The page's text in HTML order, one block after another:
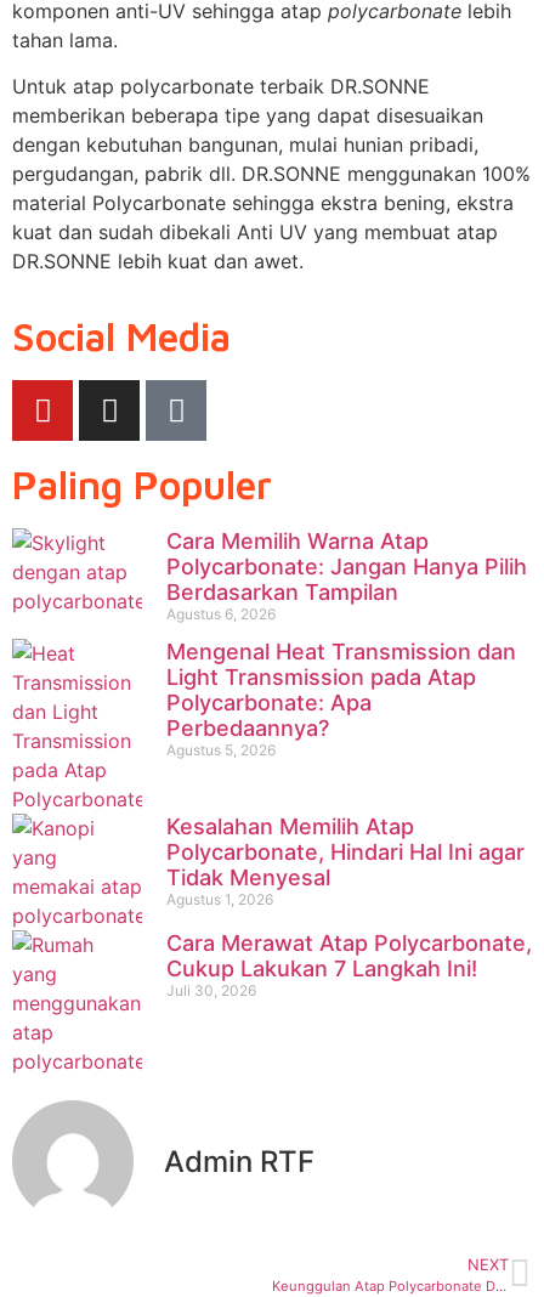
komponen anti-UV sehingga atap polycarbonate lebih
tahan lama.
Untuk atap polycarbonate terbaik DR.SONNE
memberikan beberapa tipe yang dapat disesuaikan
dengan kebutuhan bangunan, mulai hunian pribadi,
pergudangan, pabrik dll. DR.SONNE menggunakan 100%
material Polycarbonate sehingga ekstra bening, ekstra
kuat dan sudah dibekali Anti UV yang membuat atap
DR.SONNE lebih kuat dan awet.
Social Media
Paling Populer
Cara Memilih Warna Atap
Polycarbonate: Jangan Hanya Pilih
Berdasarkan Tampilan
Agustus 6, 2026
Mengenal Heat Transmission dan
Light Transmission pada Atap
Polycarbonate: Apa
Perbedaannya?
Agustus 5, 2026
Kesalahan Memilih Atap
Polycarbonate, Hindari Hal Ini agar
Tidak Menyesal
Agustus 1, 2026
Cara Merawat Atap Polycarbonate,
Cukup Lakukan 7 Langkah Ini!
Juli 30, 2026
Admin RTF
NEXT
Keunggulan Atap Polycarbonate DR.SONNE